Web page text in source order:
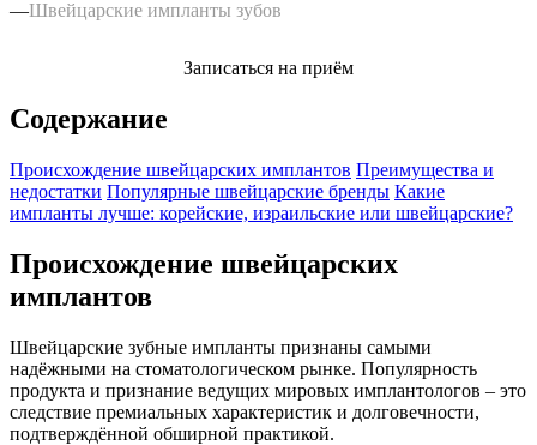
—Швейцарские импланты зубов
Записаться на приём
Содержание
Происхождение швейцарских имплантов Преимущества и
недостатки Популярные швейцарские бренды Какие
импланты лучше: корейские, израильские или швейцарские?
Происхождение швейцарских
имплантов
Швейцарские зубные импланты признаны самыми
надёжными на стоматологическом рынке. Популярность
продукта и признание ведущих мировых имплантологов – это
следствие премиальных характеристик и долговечности,
подтверждённой обширной практикой.